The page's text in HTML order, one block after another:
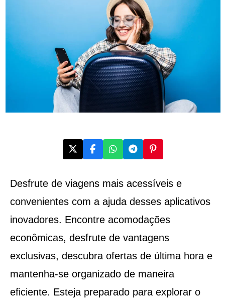
Desfrute de viagens mais acessíveis e
convenientes com a ajuda desses aplicativos
inovadores. Encontre acomodações
econômicas, desfrute de vantagens
exclusivas, descubra ofertas de última hora e
mantenha-se organizado de maneira
eficiente. Esteja preparado para explorar o